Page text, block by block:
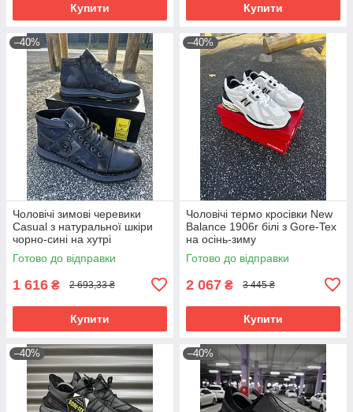
Купити Купити
–40%
Чоловічі зимові черевики
Casual з натуральної шкіри
чорно-сині на хутрі
Готово до відправки
1 616 ₴ 2 693,33 ₴
Купити
–40%
Чоловічі термо кросівки New
Balance 1906r білі з Gore-Tex
на осінь-зиму
Готово до відправки
2 067 ₴ 3 445 ₴
Купити
–40% –40%